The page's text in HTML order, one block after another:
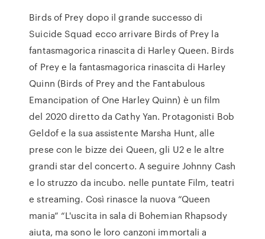
Birds of Prey dopo il grande successo di
Suicide Squad ecco arrivare Birds of Prey la
fantasmagorica rinascita di Harley Queen. Birds
of Prey e la fantasmagorica rinascita di Harley
Quinn (Birds of Prey and the Fantabulous
Emancipation of One Harley Quinn) è un film
del 2020 diretto da Cathy Yan. Protagonisti Bob
Geldof e la sua assistente Marsha Hunt, alle
prese con le bizze dei Queen, gli U2 e le altre
grandi star del concerto. A seguire Johnny Cash
e lo struzzo da incubo. nelle puntate Film, teatri
e streaming. Così rinasce la nuova “Queen
mania” “L'uscita in sala di Bohemian Rhapsody
aiuta, ma sono le loro canzoni immortali a